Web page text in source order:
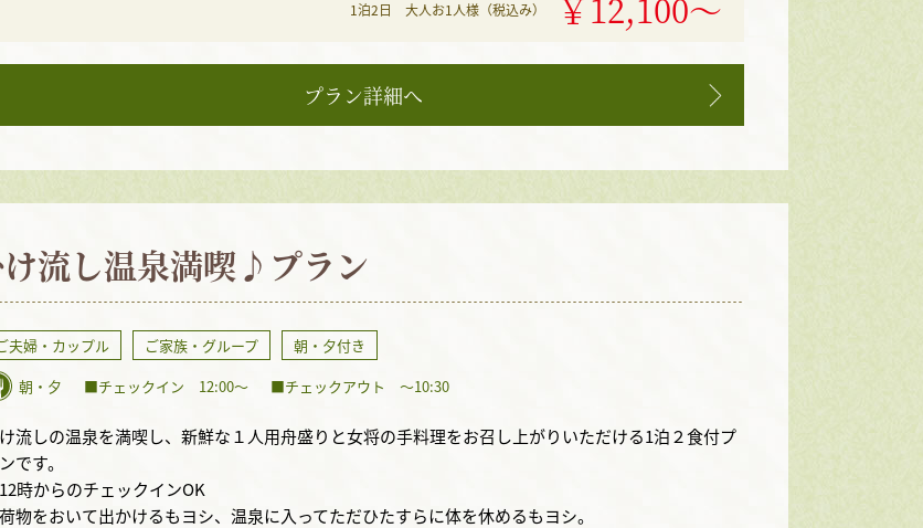
1泊2日 大人お1人様（税込み）
プラン詳細へ
流し温泉満喫♪プラン
夫婦・カップル ご家族・グループ
朝・夕付き
朝・夕
■チェックイン 12:00〜 ■チェックアウト 〜10:30
流しの温泉を満喫し、新鮮な１人用舟盛りと女将の手料理をお召し上がりいただける1泊２食付プ
です。
時からのチェックインOK
物をおいて出かけるもヨシ、温泉に入ってただひたすらに体を休めるもヨシ。